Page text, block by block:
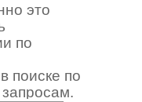
это
по
поиске по